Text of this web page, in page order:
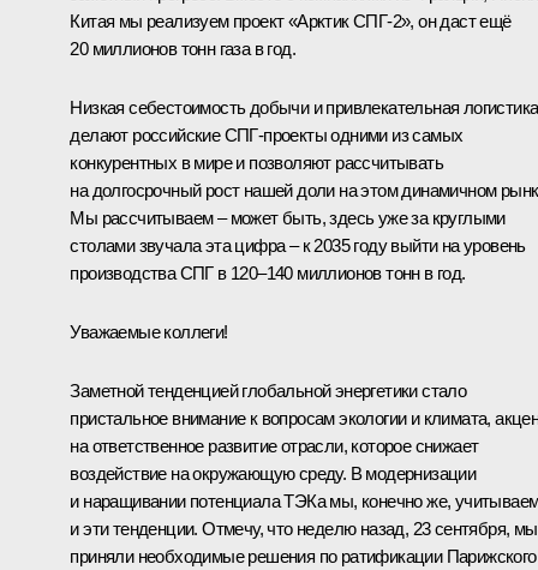
Китая мы реализуем проект «Арктик СПГ‑2», он даст ещё
20 миллионов тонн газа в год.
Низкая себестоимость добычи и привлекательная логистика
делают российские СПГ‑проекты одними из самых
конкурентных в мире и позволяют рассчитывать
на долгосрочный рост нашей доли на этом динамичном
Мы рассчитываем – может быть, здесь уже за круглыми
столами звучала эта цифра – к 2035 году выйти на уровень
производства СПГ в 120–140 миллионов тонн в год.
Уважаемые коллеги!
Заметной тенденцией глобальной энергетики стало
пристальное внимание к вопросам экологии и климата,
на ответственное развитие отрасли, которое снижает
воздействие на окружающую среду. В модернизации
и наращивании потенциала ТЭКа мы, конечно же,
и эти тенденции. Отмечу, что неделю назад, 23 сентября, мы
приняли необходимые решения по ратификации Парижского